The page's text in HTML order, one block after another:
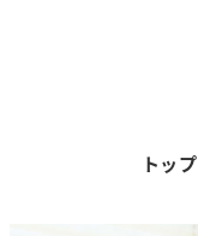
トップ